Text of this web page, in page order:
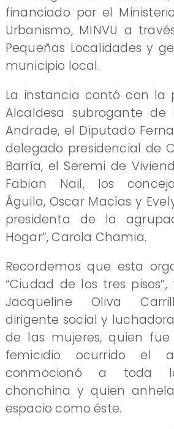
financiado por el
Urbanismo, MINVU a
Pequeñas Localidades y
municipio local.
La instancia contó con la
Alcaldesa subrogante de
Andrade, el Diputado
delegado presidencial de
Barría, el Seremi de
Fabian Nail, los
Águila, Oscar Macías y
presidenta de la
Hogar”, Carola Chamia.
Recordemos que esta
“Ciudad de los tres
Jacqueline Oliva
dirigente social y
de las mujeres, quien
femicidio ocurrido el
conmocionó a toda
chonchina y quien
espacio como éste.